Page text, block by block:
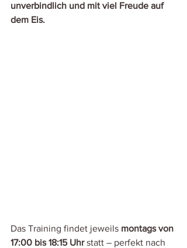
unverbindlich und mit viel Freude auf
dem Eis.
Das Training findet jeweils montags von
17:00 bis 18:15 Uhr statt – perfekt nach